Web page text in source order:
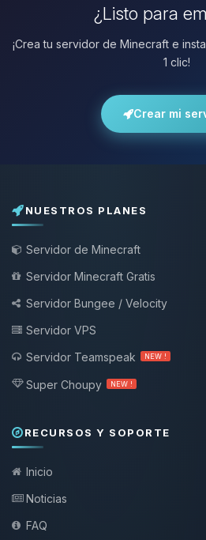
¿Listo para
¡Crea tu servidor de Minecraft e
1 clic!
Crear mi
NUESTROS PLANES
Servidor de Minecraft
Servidor Minecraft Gratis
Servidor Bungee / Velocity
Servidor VPS
Servidor Teamspeak
NEW !
Super Choupy NEW !
RECURSOS Y SOPORTE
Inicio
Noticias
FAQ